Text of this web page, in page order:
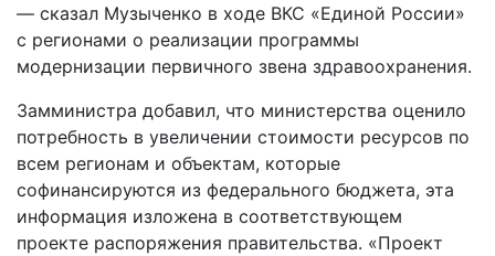
— сказал Музыченко в ходе ВКС «Единой России»
с регионами о реализации программы
модернизации первичного звена здравоохранения.
Замминистра добавил, что министерства оценило
потребность в увеличении стоимости ресурсов по
всем регионам и объектам, которые
софинансируются из федерального бюджета, эта
информация изложена в соответствующем
проекте распоряжения правительства. «Проект